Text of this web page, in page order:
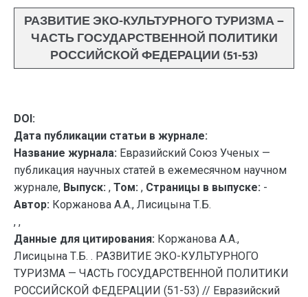
РАЗВИТИЕ ЭКО-КУЛЬТУРНОГО ТУРИЗМА —
ЧАСТЬ ГОСУДАРСТВЕННОЙ ПОЛИТИКИ
РОССИЙСКОЙ ФЕДЕРАЦИИ (51-53)
DOI:
Дата публикации статьи в журнале:
Название журнала: Евразийский Союз Ученых —
публикация научных статей в ежемесячном научном
журнале, Выпуск: , Том: , Страницы в выпуске: -
Автор: Коржанова А.А., Лисицына Т.Б.
, ,
Данные для цитирования: Коржанова А.А.,
Лисицына Т.Б. . РАЗВИТИЕ ЭКО-КУЛЬТУРНОГО
ТУРИЗМА — ЧАСТЬ ГОСУДАРСТВЕННОЙ ПОЛИТИКИ
РОССИЙСКОЙ ФЕДЕРАЦИИ (51-53) // Евразийский